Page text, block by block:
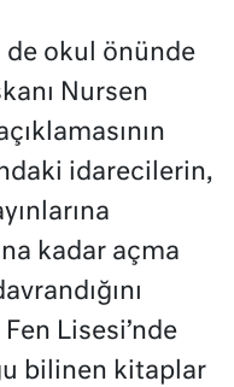
de okul önünde
Nursen
idarecilerin,
kadar açma
Lisesi’nde
bilinen kitaplar